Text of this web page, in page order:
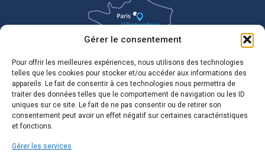
Gérer le consentement
Pour offrir les meilleures expériences, nous utilisons des technologies
telles que les cookies pour stocker et/ou accéder aux informations des
appareils. Le fait de consentir à ces technologies nous permettra de
traiter des données telles que le comportement de navigation ou les ID
uniques sur ce site. Le fait de ne pas consentir ou de retirer son
consentement peut avoir un effet négatif sur certaines caractéristiques
et fonctions.
Gérer les services